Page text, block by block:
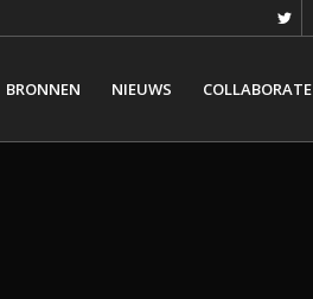
BRONNEN NIEUWS COLLABORATE